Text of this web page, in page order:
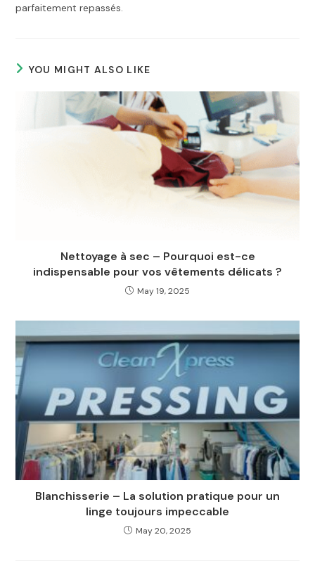
parfaitement repassés.
YOU MIGHT ALSO LIKE
Nettoyage à sec – Pourquoi est-ce
indispensable pour vos vêtements délicats ?
May 19, 2025
Blanchisserie – La solution pratique pour un
linge toujours impeccable
May 20, 2025